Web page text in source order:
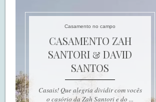
Casamento no campo
CASAMENTO ZAH
SANTORI & DAVID
SANTOS
Casais! Que alegria dividir com vocês
o casório da Zah Santori e do ...